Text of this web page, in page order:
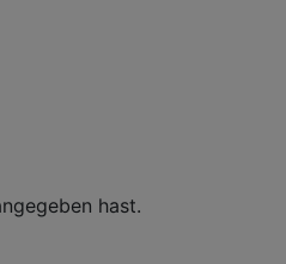
hast.